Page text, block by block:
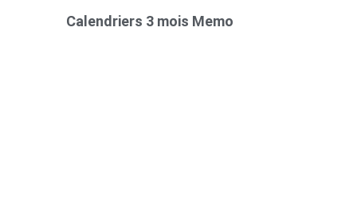
Calendriers 3 mois Memo